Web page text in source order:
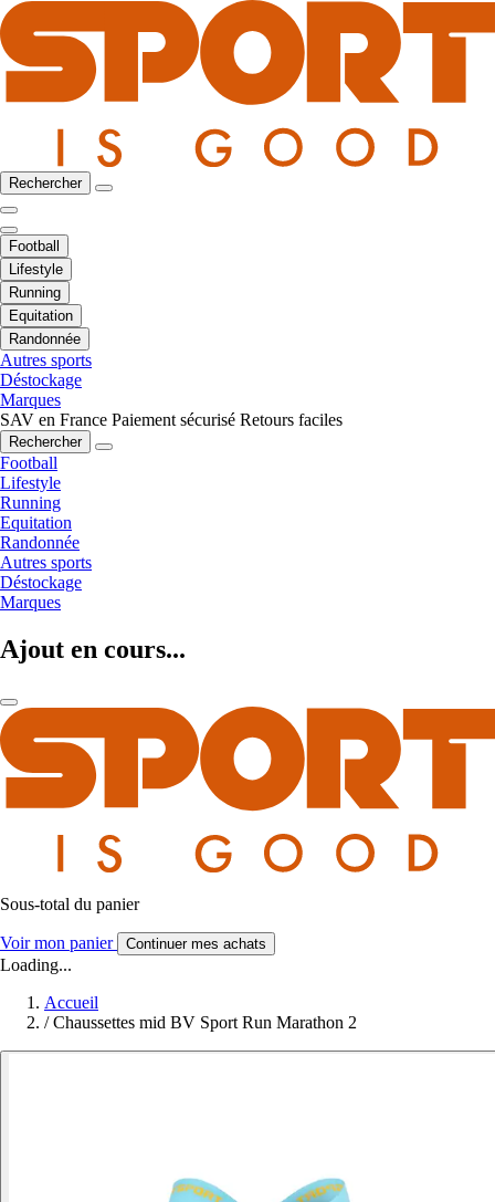
Rechercher
Football
Lifestyle
Running
Equitation
Randonnée
Autres sports
Déstockage
Marques
SAV en France Paiement sécurisé Retours faciles
Rechercher
Football
Lifestyle
Running
Equitation
Randonnée
Autres sports
Déstockage
Marques
Ajout en cours...
Sous-total du panier
Voir mon panier Continuer mes achats
Loading...
Accueil
/ Chaussettes mid BV Sport Run Marathon 2